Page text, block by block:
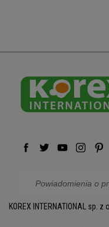
KOREX INTERNATIONAL sp. z